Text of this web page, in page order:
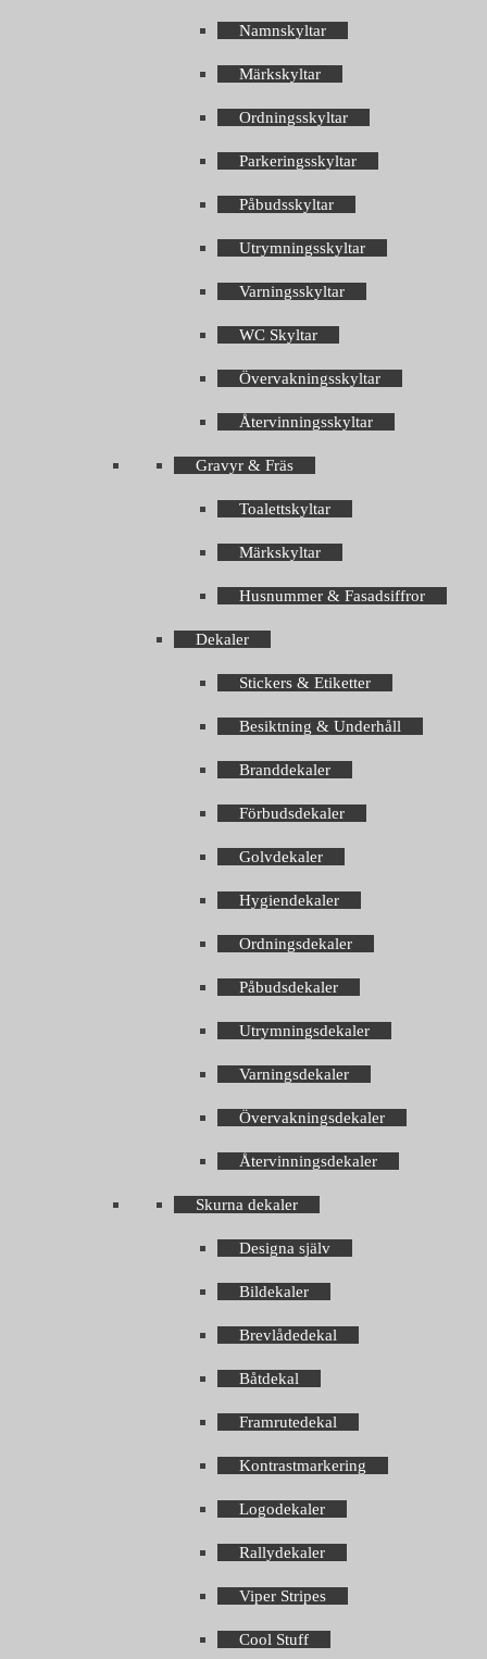
Namnskyltar
Märkskyltar
Ordningsskyltar
Parkeringsskyltar
Påbudsskyltar
Utrymningsskyltar
Varningsskyltar
WC Skyltar
Övervakningsskyltar
Återvinningsskyltar
Gravyr & Fräs
Toalettskyltar
Märkskyltar
Husnummer & Fasadsiffror
Dekaler
Stickers & Etiketter
Besiktning & Underhåll
Branddekaler
Förbudsdekaler
Golvdekaler
Hygiendekaler
Ordningsdekaler
Påbudsdekaler
Utrymningsdekaler
Varningsdekaler
Övervakningsdekaler
Återvinningsdekaler
Skurna dekaler
Designa själv
Bildekaler
Brevlådedekal
Båtdekal
Framrutedekal
Kontrastmarkering
Logodekaler
Rallydekaler
Viper Stripes
Cool Stuff